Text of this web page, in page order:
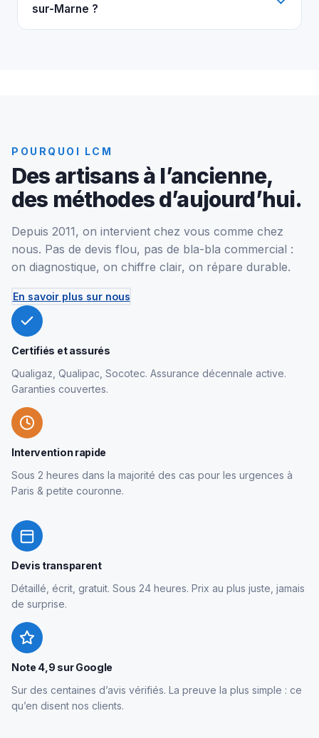
sur-Marne ?
POURQUOI LCM
Des artisans à l’ancienne,
des méthodes d’aujourd’hui.
Depuis 2011, on intervient chez vous comme chez
nous. Pas de devis flou, pas de bla-bla commercial :
on diagnostique, on chiffre clair, on répare durable.
En savoir plus sur nous
Certifiés et assurés
Qualigaz, Qualipac, Socotec. Assurance décennale active.
Garanties couvertes.
Intervention rapide
Sous 2 heures dans la majorité des cas pour les urgences à
Paris & petite couronne.
Devis transparent
Détaillé, écrit, gratuit. Sous 24 heures. Prix au plus juste, jamais
de surprise.
Note 4,9 sur Google
Sur des centaines d’avis vérifiés. La preuve la plus simple : ce
qu’en disent nos clients.